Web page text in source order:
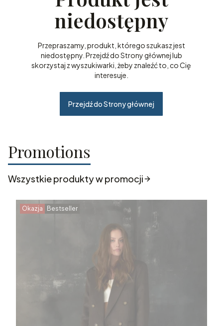
niedostępny
Przepraszamy, produkt, którego szukasz jest
niedostępny. Przejdź do Strony głównej lub
skorzystaj z wyszukiwarki, żeby znaleźć to, co Cię
interesuje.
Przejdź do Strony głównej
Promotions
Wszystkie produkty w promocji
Okazja Bestseller